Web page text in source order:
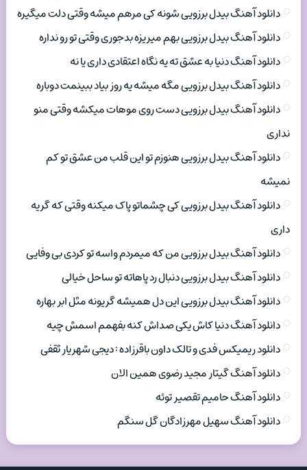
دانلود آهنگ بیدل برزویی شونه کی مرهم میشه وقتی دلت میگیره
دانلود آهنگ بیدل برزویی بهم میریزه بدجوری وقتی تو رو نداره
دانلود آهنگ دنیا به عشق ته یه نگاه اعتقادی داری یا نه
دانلود آهنگ بیدل برزویی مگه میشه یه روز بیاد ببینمت دوباره
دانلود آهنگ بیدل برزویی دست روی موهات میکشه وقتی منو
نداری
دانلود آهنگ بیدل برزویی هنوزم تو این قلب من عشق تو کم
نمیشه
دانلود آهنگ بیدل برزویی کی چشماتو پاک میکنه وقتی که گریه
داری
دانلود آهنگ بیدل برزویی من که میمردم واسه تو کردی بی وفایی
دانلود آهنگ بیدل برزویی دنبال رد پاهاته تو ساحل خیالی
دانلود آهنگ بیدل برزویی این دل همیشه گریونه مثل ابر بهاره
دانلود آهنگ دنیا کاش یکی صداش کنه بفهمم اسمش چیه
دانلود ریمیکس فدی و تالک داون باقرزاده : دیجی شهریار ثقفی
دانلود آهنگ گیتار مجید رضوی همین الان
دانلود آهنگ حامیم تقصیر توئه
دانلود آهنگ سهیل مهرزادگان گل سنگم